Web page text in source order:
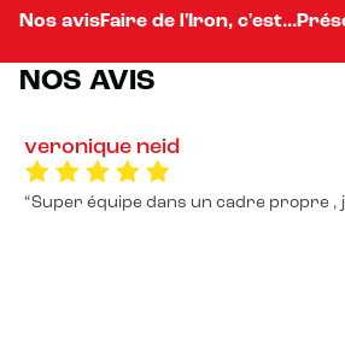
Nos avisFaire de l'Iron, c'est...
NOS AVIS
veronique neid
Super équipe dans un cadre propre ,